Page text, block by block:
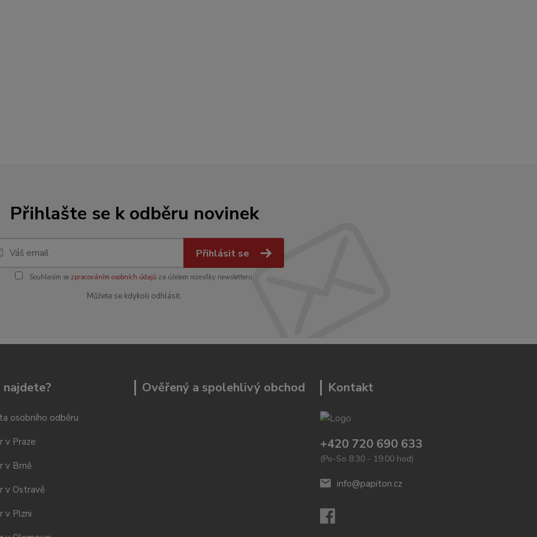
Přihlašte se k odběru novinek
Přihlásit se
Souhlasím se zpracováním osobních údajůza účelem rozesílky newsletteru.
Můžete se kdykoli odhlásit.
najdete?
osobního odběru
v Praze
v Brně
v Ostravě
v Plzni
Ověřený a spolehlivý obchod Kontakt
+420 720 690 633
(Po-So 8:30 - 19:00 hod)
info@papiton.cz